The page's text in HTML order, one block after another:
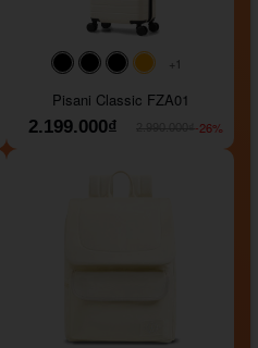
#000000#000000#000000
+1
Pisani Classic FZA01
2.199.000₫
-26%